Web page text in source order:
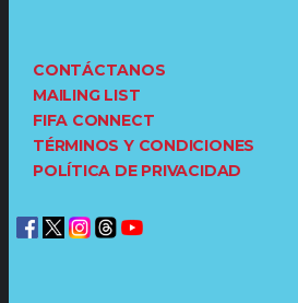
CONTÁCTANOS
MAILING LIST
FIFA CONNECT
TÉRMINOS Y CONDICIONES
POLÍTICA DE PRIVACIDAD